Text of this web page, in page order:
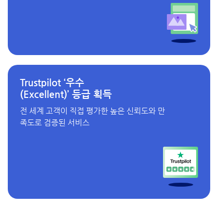
Trustpilot ‘우수
(Excellent)’ 등급 획득
전 세계 고객이 직접 평가한 높은 신뢰도와 만
족도로 검증된 서비스